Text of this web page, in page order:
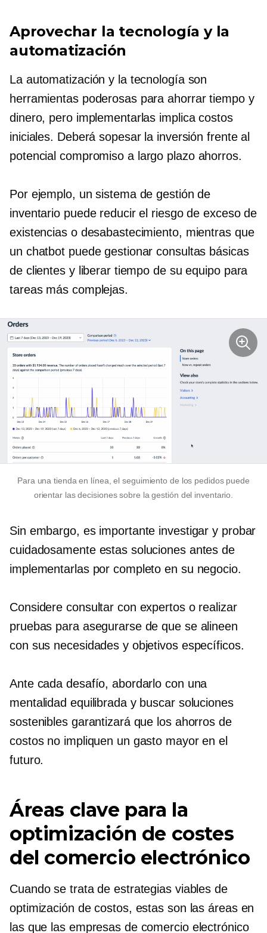
Aprovechar la tecnología y la
automatización
La automatización y la tecnología son
herramientas poderosas para ahorrar tiempo y
dinero, pero implementarlas implica costos
iniciales. Deberá sopesar la inversión frente al
potencialcompromiso a largo plazoahorros.
Por ejemplo, un sistema de gestión de
inventario puede reducir el riesgo de exceso de
existencias o desabastecimiento, mientras que
un chatbot puede gestionar consultas básicas
de clientes y liberar tiempo de su equipo para
tareas más complejas.
Para una tienda en línea, el seguimiento de los pedidos puede
orientar las decisiones sobre la gestión del inventario.
Sin embargo, es importante investigar y probar
cuidadosamente estas soluciones antes de
implementarlas por completo en su negocio.
Considere consultar con expertos o realizar
pruebas para asegurarse de que se alineen
con sus necesidades y objetivos específicos.
Ante cada desafío, abordarlo con una
mentalidad equilibrada y buscar soluciones
sostenibles garantizará que los ahorros de
costos no impliquen un gasto mayor en el
futuro.
Áreas clave para la
optimización de costes
del comercio electrónico
Cuando se trata de estrategias viables de
optimización de costos, estas son las áreas en
las que las empresas de comercio electrónico